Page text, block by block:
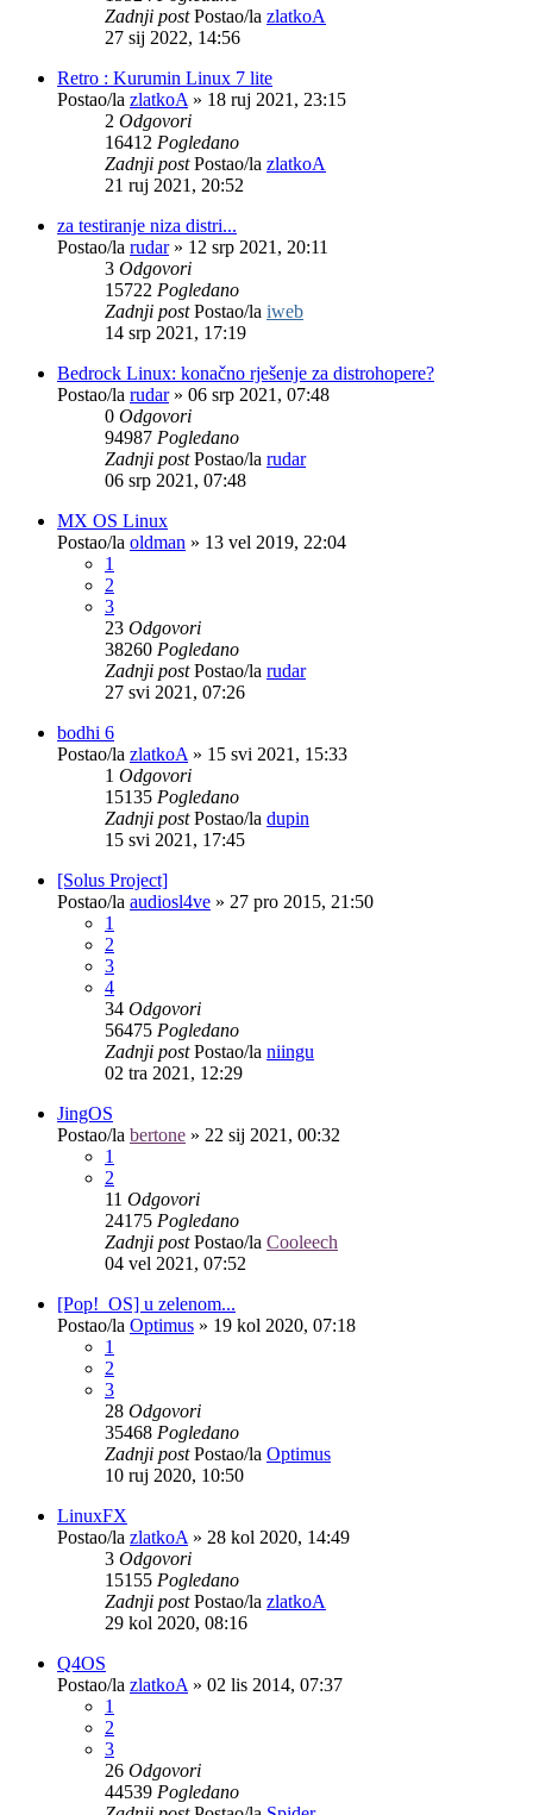
Zadnji postPostao/la zlatkoA
27 sij 2022, 14:56
Retro : Kurumin Linux 7 lite
Postao/la zlatkoA » 18 ruj 2021, 23:15
2 Odgovori
16412 Pogledano
Zadnji postPostao/la zlatkoA
21 ruj 2021, 20:52
za testiranje niza distri...
Postao/la rudar» 12 srp 2021, 20:11
3 Odgovori
15722 Pogledano
Zadnji postPostao/la iweb
14 srp 2021, 17:19
Bedrock Linux: konačno rješenje za distrohopere?
Postao/la rudar» 06 srp 2021, 07:48
0 Odgovori
94987 Pogledano
Zadnji postPostao/la rudar
06 srp 2021, 07:48
MX OS Linux
Postao/la oldman » 13 vel 2019, 22:04
1
2
3
23 Odgovori
38260 Pogledano
Zadnji postPostao/la rudar
27 svi 2021, 07:26
bodhi 6
Postao/la zlatkoA » 15 svi 2021, 15:33
1 Odgovori
15135 Pogledano
Zadnji postPostao/la dupin
15 svi 2021, 17:45
[Solus Project]
Postao/la audiosl4ve » 27 pro 2015, 21:50
1
2
3
4
34 Odgovori
56475 Pogledano
Zadnji postPostao/la niingu
02 tra 2021, 12:29
JingOS
Postao/la bertone » 22 sij 2021, 00:32
1
2
11 Odgovori
24175 Pogledano
Zadnji postPostao/la Cooleech
04 vel 2021, 07:52
[Pop!_OS] u zelenom...
Postao/la Optimus » 19 kol 2020, 07:18
1
2
3
28 Odgovori
35468 Pogledano
Zadnji postPostao/la Optimus
10 ruj 2020, 10:50
LinuxFX
Postao/la zlatkoA » 28 kol 2020, 14:49
3 Odgovori
15155 Pogledano
Zadnji postPostao/la zlatkoA
29 kol 2020, 08:16
Q4OS
Postao/la zlatkoA » 02 lis 2014, 07:37
1
2
3
26 Odgovori
44539 Pogledano